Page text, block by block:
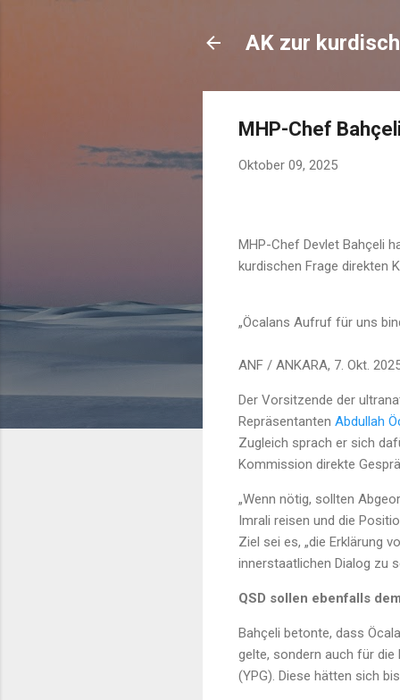
AK zur
MHP-Chef
Oktober 09, 2025
MHP-Chef Devlet Bahçeli
kurdischen Frage direkten
„Öcalans Aufruf für uns
ANF / ANKARA, 7. Okt.
Der Vorsitzende der
Repräsentanten Abdullah
Zugleich sprach er sich
Kommission direkte
„Wenn nötig, sollten
Imrali reisen und die
Ziel sei es, „die Erklärung
innerstaatlichen Dialog zu
QSD sollen ebenfalls
Bahçeli betonte, dass
gelte, sondern auch für die
(YPG). Diese hätten sich